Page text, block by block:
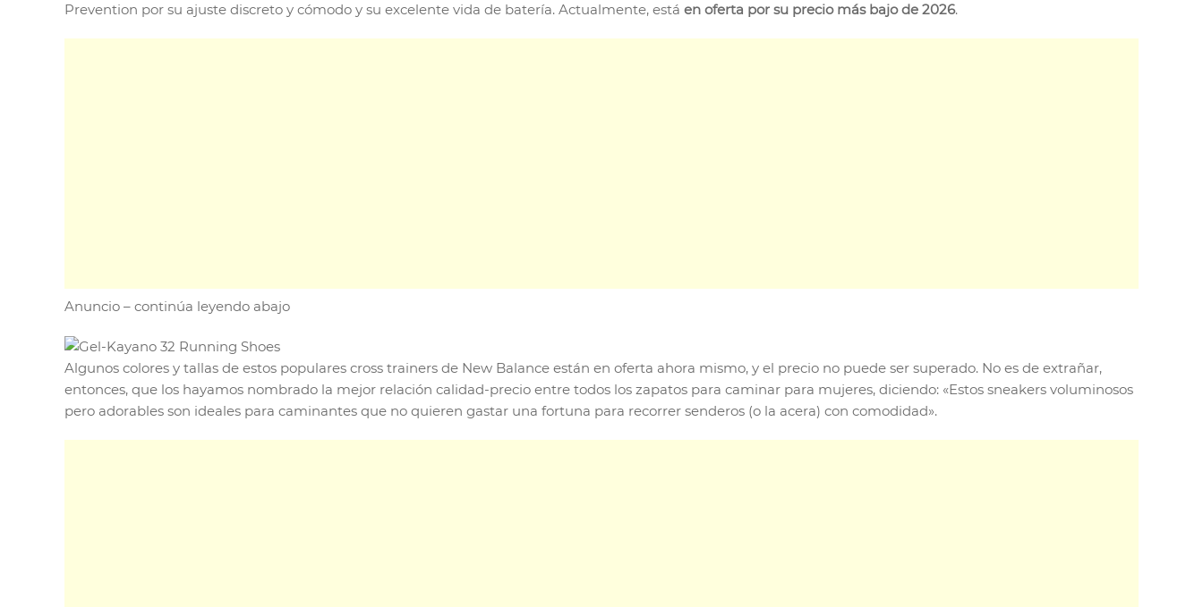
Prevention por su ajuste discreto y cómodo y su excelente vida de batería. Actualmente, está en oferta por su precio más bajo de 2026.
Anuncio – continúa leyendo abajo
Algunos colores y tallas de estos populares cross trainers de New Balance están en oferta ahora mismo, y el precio no puede ser superado. No es de extrañar,
entonces, que los hayamos nombrado la mejor relación calidad-precio entre todos los zapatos para caminar para mujeres, diciendo: «Estos sneakers voluminosos
pero adorables son ideales para caminantes que no quieren gastar una fortuna para recorrer senderos (o la acera) con comodidad».